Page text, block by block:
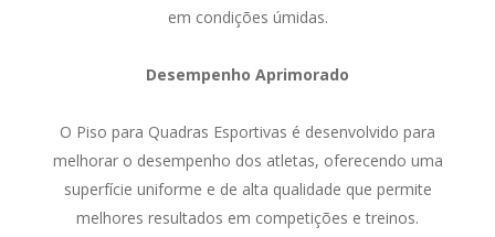
em condições úmidas.
Desempenho Aprimorado
O Piso para Quadras Esportivas é desenvolvido para
melhorar o desempenho dos atletas, oferecendo uma
superfície uniforme e de alta qualidade que permite
melhores resultados em competições e treinos.